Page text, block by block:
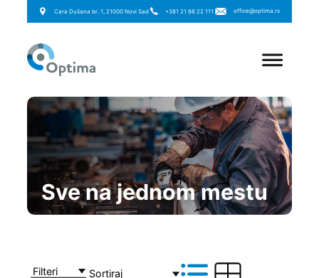
Cara Dušana br. 1, 21000 Novi Sad +381 21 66 22 111 office@optima.rs
Sve na jednom mestu
Filteri